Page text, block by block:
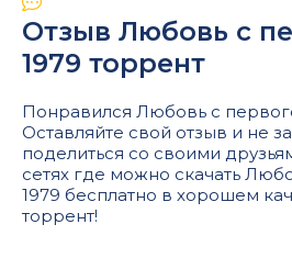
Отзыв Любовь с
1979 торрент
Понравился Любовь с
Оставляйте свой отзыв и не
поделиться со своими
сетях где можно скачать
1979 бесплатно в хорошем
торрент!